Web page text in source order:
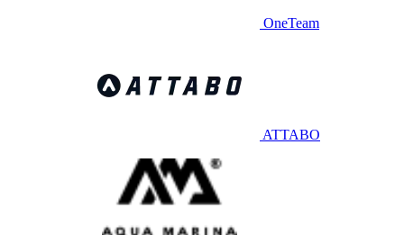
OneTeam
ATTABO